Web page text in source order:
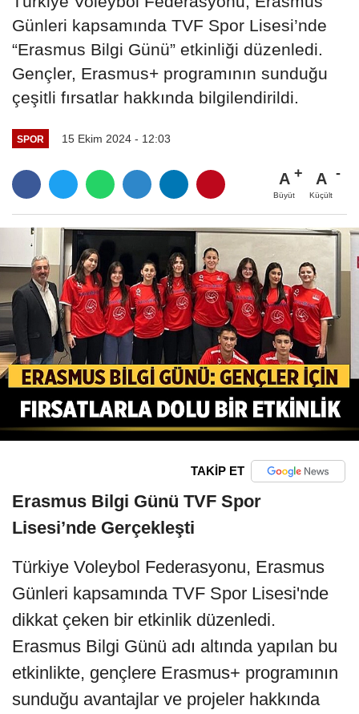
Günleri kapsamında TVF Spor Lisesi’nde
“Erasmus Bilgi Günü” etkinliği düzenledi.
Gençler, Erasmus+ programının sunduğu
çeşitli fırsatlar hakkında bilgilendirildi.
SPOR 15 Ekim 2024 - 12:03
A
Büyüt
A
Küçült
TAKİP ET
Erasmus Bilgi Günü TVF Spor
Lisesi’nde Gerçekleşti
Türkiye Voleybol Federasyonu, Erasmus
Günleri kapsamında TVF Spor Lisesi'nde
dikkat çeken bir etkinlik düzenledi.
Erasmus Bilgi Günü adı altında yapılan bu
etkinlikte, gençlere Erasmus+ programının
sunduğu avantajlar ve projeler hakkında